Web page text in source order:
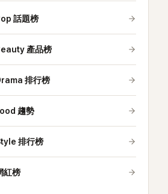
話題榜
產品榜
排行榜
趨勢
排行榜
紅榜